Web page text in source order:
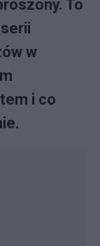
To
w
i co